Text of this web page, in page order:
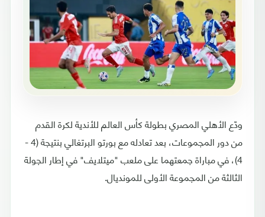
ودّع الأهلي المصري بطولة كأس العالم للأندية لكرة القدم
من دور المجموعات، بعد تعادله مع بورتو البرتغالي بنتيجة (4 -
4)، في مباراة جمعتهما على ملعب "ميتلايف" في إطار الجولة
الثالثة من المجموعة الأولى للمونديال.